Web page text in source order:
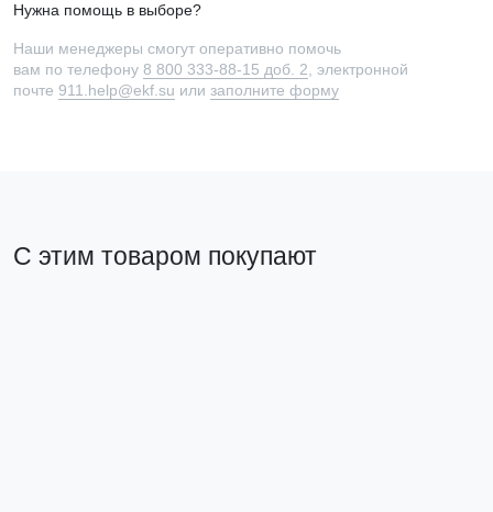
Нужна помощь в выборе?
Наши менеджеры смогут оперативно помочь
вам по телефону 8 800 333-88-15 доб. 2 , электронной
почте 911.help@ekf.su или заполните форму
С этим товаром покупают